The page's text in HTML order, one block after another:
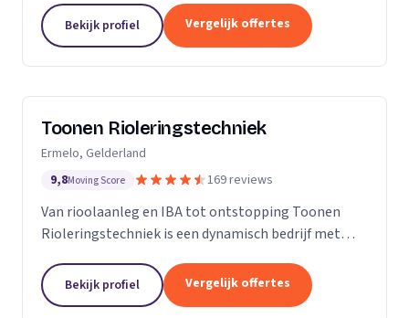
verstoppingen, vervangen en/of aanpassen van uw
riolering, maar ook...
Bekijk profiel Vergelijk offertes
Toonen Rioleringstechniek
Ermelo, Gelderland
9,8Moving Score 169 reviews
Van rioolaanleg en IBA tot ontstopping Toonen
Rioleringstechniek is een dynamisch bedrijf met
te maken heeft. Allereerst zijn wij expert in de...
Bekijk profiel Vergelijk offertes